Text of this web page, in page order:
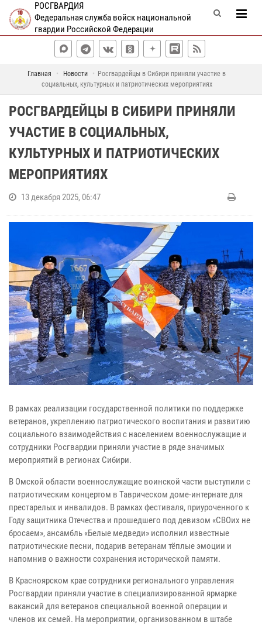
РОСГВАРДИЯ
Федеральная служба войск национальной
гвардии Российской Федерации
Главная Новости
Росгвардейцы в Сибири приняли участие в
социальных, культурных и патриотических мероприятиях
РОСГВАРДЕЙЦЫ В СИБИРИ ПРИНЯЛИ
УЧАСТИЕ В СОЦИАЛЬНЫХ,
КУЛЬТУРНЫХ И ПАТРИОТИЧЕСКИХ
МЕРОПРИЯТИЯХ
13 декабря 2025, 06:47
В рамках реализации государственной политики по поддержке
ветеранов, укреплению патриотического воспитания и развитию
социального взаимодействия с населением военнослужащие и
сотрудники Росгвардии приняли участие в ряде значимых
мероприятий в регионах Сибири.
В Омской области военнослужащие воинской части выступили с
патриотическим концертом в Таврическом доме-интернате для
престарелых и инвалидов. В рамках фестиваля, приуроченного к
Году защитника Отечества и прошедшего под девизом «СВОих не
бросаем», ансамбль «Белые медведи» исполнил известные
патриотические песни, подарив ветеранам тёплые эмоции и
напомнив о важности сохранения исторической памяти.
В Красноярском крае сотрудники регионального управления
Росгвардии приняли участие в специализированной ярмарке
вакансий для ветеранов специальной военной операции и
членов их семей. На мероприятии, организованном в штабе